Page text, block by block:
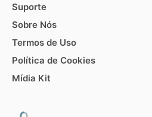
Suporte
Sobre Nós
Termos de Uso
Política de Cookies
Mídia Kit